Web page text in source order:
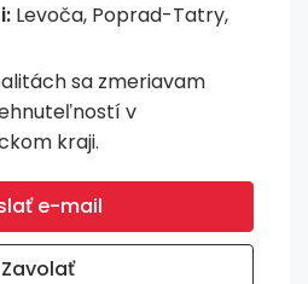
Levoča, Poprad-Tatry,
sa zmeriavam
v
kraji.
e-mail
Zavolať